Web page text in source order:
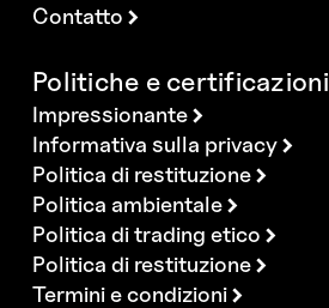
Contatto
Politiche e certificazioni
Impressionante
Informativa sulla privacy
Politica di restituzione
Politica ambientale
Politica di trading etico
Politica di restituzione
Termini e condizioni